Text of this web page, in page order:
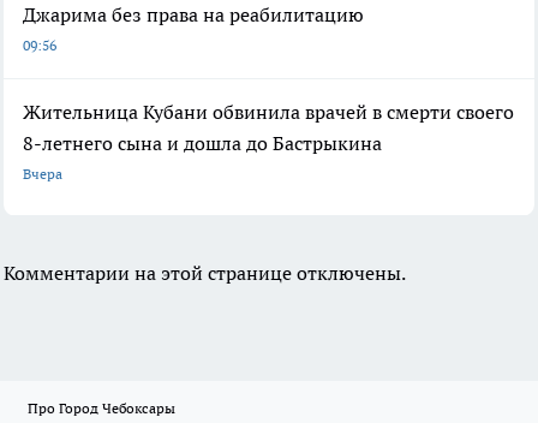
Джарима без права на реабилитацию
09:56
Жительница Кубани обвинила врачей в смерти своего
8-летнего сына и дошла до Бастрыкина
Вчера
Комментарии на этой странице отключены.
Про Город Чебоксары